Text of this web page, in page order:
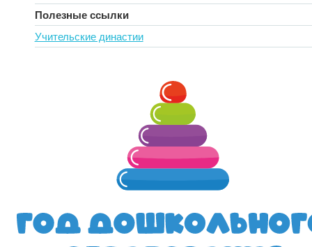
Полезные ссылки
Учительские династии